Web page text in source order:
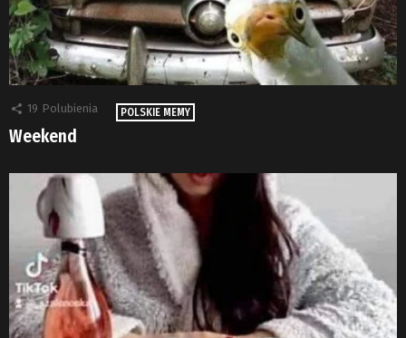
19 Polubienia POLSKIE MEMY
Weekend